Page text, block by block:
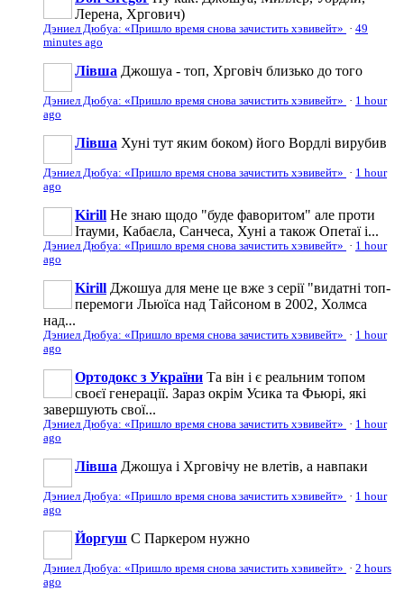
Лерена, Хргович)
Дэниел Дюбуа: «Пришло время снова зачистить хэвивейт» · 49
minutes ago
Лівша Джошуа - топ, Хрговіч близько до того
Дэниел Дюбуа: «Пришло время снова зачистить хэвивейт» · 1 hour
ago
Лівша Хуні тут яким боком) його Вордлі вирубив
Дэниел Дюбуа: «Пришло время снова зачистить хэвивейт» · 1 hour
ago
Kirill Не знаю щодо "буде фаворитом" але проти
Ітауми, Кабаєла, Санчеса, Хуні а також Опетаї і...
Дэниел Дюбуа: «Пришло время снова зачистить хэвивейт» · 1 hour
ago
Kirill Джошуа для мене це вже з серії "видатні топ-
перемоги Льюїса над Тайсоном в 2002, Холмса
над...
Дэниел Дюбуа: «Пришло время снова зачистить хэвивейт» · 1 hour
ago
Ортодокс з України Та він і є реальним топом
своєї генерації. Зараз окрім Усика та Фьюрі, які
завершують свої...
Дэниел Дюбуа: «Пришло время снова зачистить хэвивейт» · 1 hour
ago
Лівша Джошуа і Хрговічу не влетів, а навпаки
Дэниел Дюбуа: «Пришло время снова зачистить хэвивейт» · 1 hour
ago
Йоргуш С Паркером нужно
Дэниел Дюбуа: «Пришло время снова зачистить хэвивейт» · 2 hours
ago